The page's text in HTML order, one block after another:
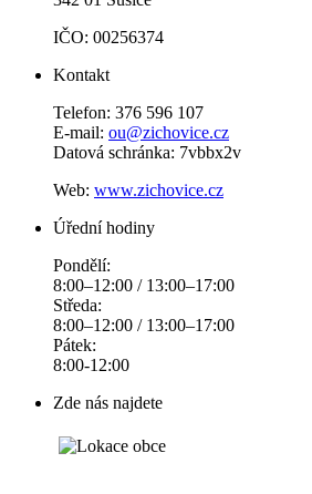
IČO: 00256374
Kontakt
Telefon: 376 596 107
E-mail: ou@zichovice.cz
Datová schránka: 7vbbx2v
Web: www.zichovice.cz
Úřední hodiny
Pondělí:
8:00–12:00 / 13:00–17:00
Středa:
8:00–12:00 / 13:00–17:00
Pátek:
8:00-12:00
Zde nás najdete